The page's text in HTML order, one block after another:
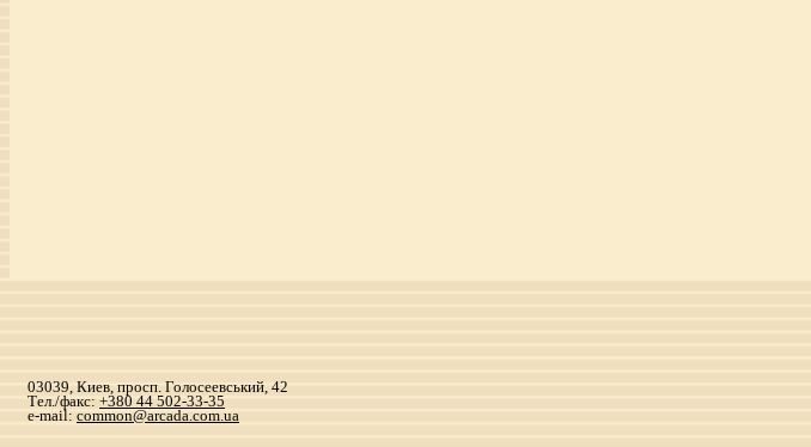
03039, Киев, просп. Голосеевський, 42
Тел./факс: +380 44 502-33-35
e-mail: common@arcada.com.ua